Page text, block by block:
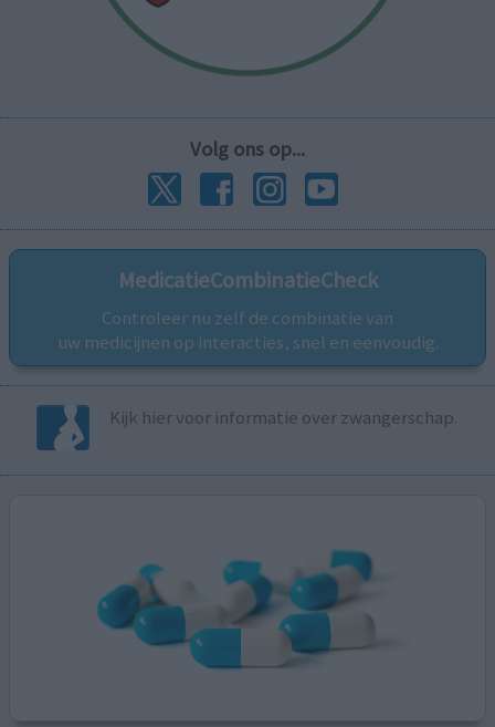
Volg ons op...
MedicatieCombinatieCheck
Controleer nu zelf de combinatie van
uw medicijnen op interacties, snel en eenvoudig.
Kijk hier voor informatie over zwangerschap.